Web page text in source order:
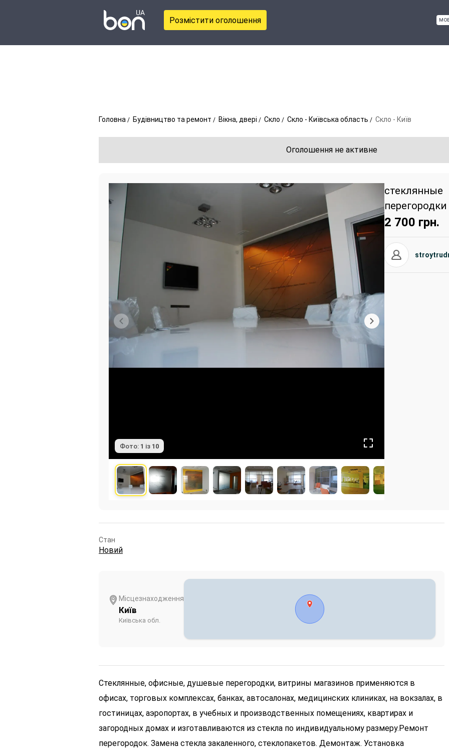
Розмістити оголошення
Головна Будівництво та ремонт Вікна, двері Скло Скло - Київська область Скло - Київ
Оголошення не активне
Фото: 1 із 10
стеклянные
перегородки
2 700 грн.
Стан
Новий
Місцезнаходження
Київ
Київська обл.
Стеклянные, офисные, душевые перегородки, витрины магазинов применяются в
офисах, торговых комплексах, банках, автосалонах, медицинских клиниках, на вокзалах, в
гостиницах, аэропортах, в учебных и производственных помещениях, квартирах и
загородных домах и изготавливаются из стекла по индивидуальному размеру.Ремонт
перегородок. Замена стекла закаленного, стеклопакетов. Демонтаж. Установка